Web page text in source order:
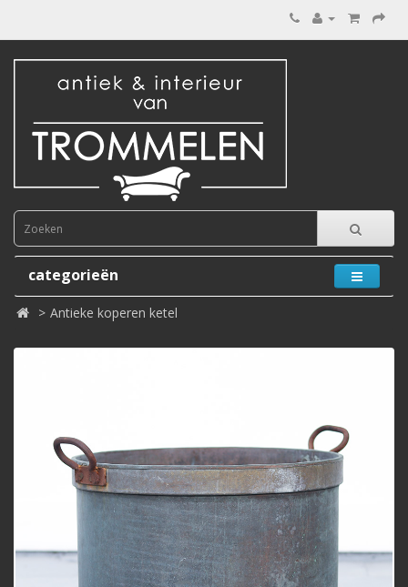
categorieën
Antieke koperen ketel